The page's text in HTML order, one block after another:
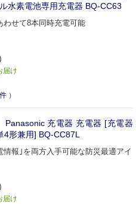
水素電池専用充電器 BQ-CC63
わせて8本同時充電可能
届け
件 ）
充電器 充電器 [充電器
4形兼用] BQ-CC87L
情報｣を両方入手可能な防災最適アイ
届け